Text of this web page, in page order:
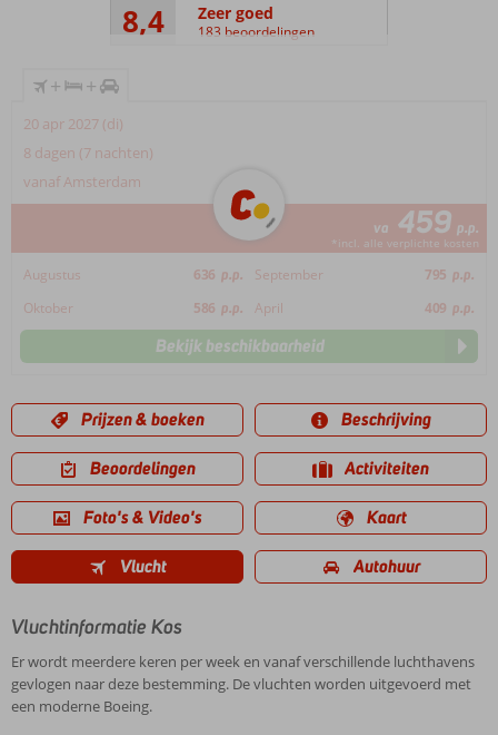
8,4 Zeer goed
183 beoordelingen
+ +
20 apr 2027 (di)
8 dagen (7 nachten)
vanaf Amsterdam
va 459 p.p.
*incl. alle verplichte kosten
Augustus 636 p.p. September 795 p.p.
Oktober
586 p.p. April 409 p.p.
Bekijk beschikbaarheid
Prijzen & boeken Beschrijving
Beoordelingen Activiteiten
Foto's & Video's Kaart
Vlucht Autohuur
Vluchtinformatie Kos
Er wordt meerdere keren per week en vanaf verschillende luchthavens
gevlogen naar deze bestemming. De vluchten worden uitgevoerd met
een moderne Boeing.